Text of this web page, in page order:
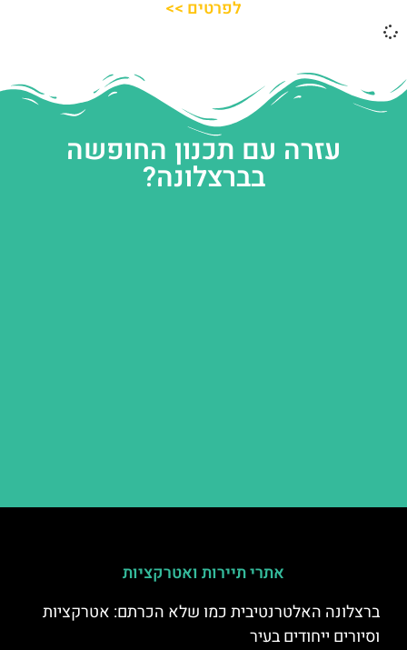
לפרטים >>
עזרה עם תכנון החופשה
בברצלונה?
אתרי תיירות ואטרקציות
ברצלונה האלטרנטיבית כמו שלא הכרתם: אטרקציות
וסיורים ייחודים בעיר